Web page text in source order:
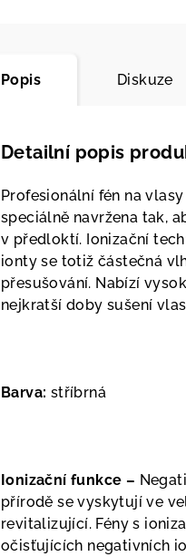
Popis Diskuze
Detailní popis
Profesionální fén na
speciálně navržena tak,
v předloktí. Ionizační
ionty se totiž částečná
přesušování. Nabízí
nejkratší doby sušení
Barva: stříbrná
Ionizační funkce –
přírodě se vyskytují ve
revitalizující. Fény s
očisťujících negativních